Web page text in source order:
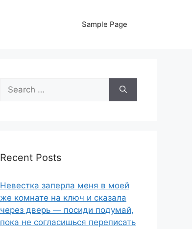
Sample Page
Search
for:
Recent Posts
Невестка заперла меня в моей
же комнате на ключ и сказала
через дверь — посиди подумай,
пока не согласишься переписать